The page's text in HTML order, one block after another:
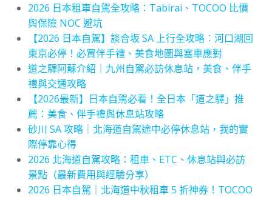
2026 日本租車自駕全攻略：Tabirai、TOCOO 比價
與保險 NOC 避坑
【2026 日本自駕】談合坂 SA 上行全攻略：河口湖回
東京必停！必買伴手禮、美食地圖與塞車應對
道之驛阿蘇介紹｜九州自駕必訪休息站，美食、伴手
禮與交通攻略
【2026最新】日本自駕必看！全日本「道之驛」推
薦：美食、伴手禮與休息站攻略
砂川 SA 攻略｜北海道自駕途中必停休息站，我的實
際停靠心得
2026 北海道自駕攻略：租車、ETC、休息站與必訪
景點（最新費用與經驗分享）
2026 日本自駕｜北海道中秋租車 5 折神券！TOCOO